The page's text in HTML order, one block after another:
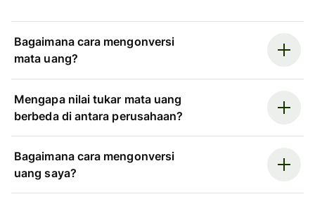
Bagaimana cara mengonversi
mata uang?
Mengapa nilai tukar mata uang
berbeda di antara perusahaan?
Bagaimana cara mengonversi
uang saya?